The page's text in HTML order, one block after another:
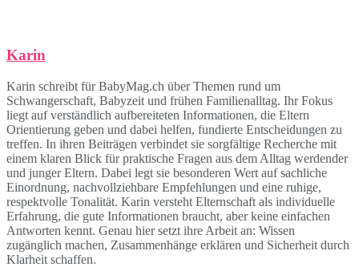
Karin
Karin schreibt für BabyMag.ch über Themen rund um
Schwangerschaft, Babyzeit und frühen Familienalltag. Ihr Fokus
liegt auf verständlich aufbereiteten Informationen, die Eltern
Orientierung geben und dabei helfen, fundierte Entscheidungen zu
treffen. In ihren Beiträgen verbindet sie sorgfältige Recherche mit
einem klaren Blick für praktische Fragen aus dem Alltag werdender
und junger Eltern. Dabei legt sie besonderen Wert auf sachliche
Einordnung, nachvollziehbare Empfehlungen und eine ruhige,
respektvolle Tonalität. Karin versteht Elternschaft als individuelle
Erfahrung, die gute Informationen braucht, aber keine einfachen
Antworten kennt. Genau hier setzt ihre Arbeit an: Wissen
zugänglich machen, Zusammenhänge erklären und Sicherheit durch
Klarheit schaffen.